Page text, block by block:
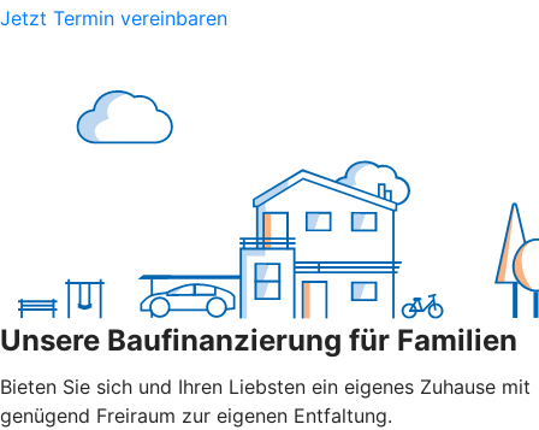
Jetzt Termin vereinbaren
Unsere Baufinanzierung für Familien
Bieten Sie sich und Ihren Liebsten ein eigenes Zuhause mit
genügend Freiraum zur eigenen Entfaltung.